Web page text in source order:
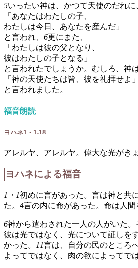
5いったい神は、かつて天使のだれに
「あなたはわたしの子、
わたしは今日、あなたを産んだ」
と言われ、 6更にまた、
「わたしは彼の父となり、
彼はわたしの子となる」
と言われたでしょうか。むしろ、神
「神の天使たちは皆、彼を礼拝せよ」
と言われました。
福音朗読
ヨハネ1・1-18
アレルヤ、アレルヤ。偉大な光がき
ヨハネによる福音
1・1初めに言があった。言は神と共
た。 4言の内に命があった。命は人間
6神から遣わされた一人の人がいた。
彼は光ではなく、光について証しを
かった。
11言は、自分の民のところ
よってではなく、肉の欲によってで